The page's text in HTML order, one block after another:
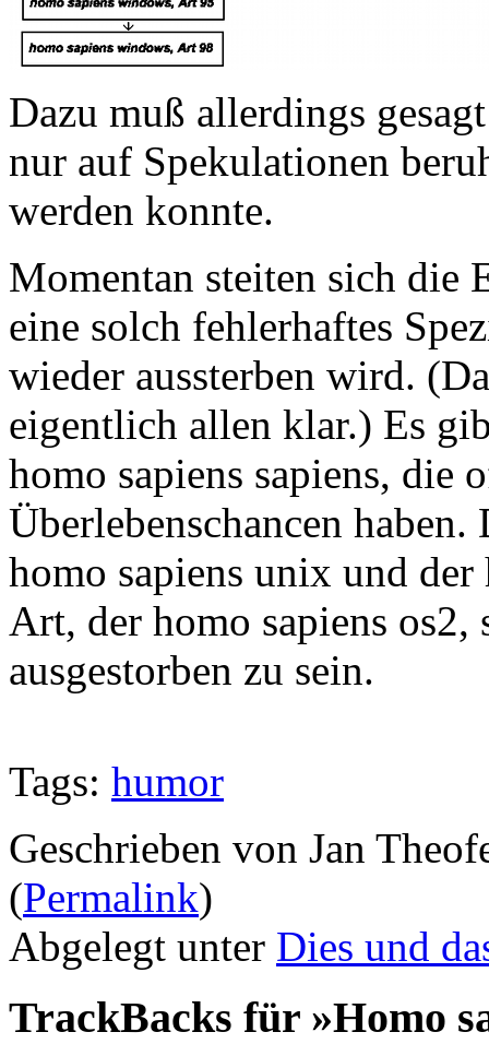
Dazu muß allerdings
nur auf Spekulationen
werden konnte.
Momentan steiten sich die
eine solch fehlerhaftes
wieder aussterben wird.
eigentlich allen klar.) Es
homo sapiens sapiens, die
Überlebenschancen
homo sapiens unix und
Art, der homo sapiens
ausgestorben zu sein.
Tags: humor
Geschrieben von Jan
(Permalink)
Abgelegt unter Dies und
TrackBacks für »Homo